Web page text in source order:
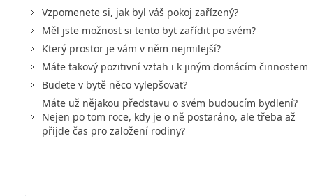
Vzpomenete si, jak byl váš pokoj zařízený?
Měl jste možnost si tento byt zařídit po svém?
Který prostor je vám v něm nejmilejší?
Máte takový pozitivní vztah i k jiným domácím činnostem?
Budete v bytě něco vylepšovat?
Máte už nějakou představu o svém budoucím bydlení?
Nejen po tom roce, kdy je o ně postaráno, ale třeba až
přijde čas pro založení rodiny?